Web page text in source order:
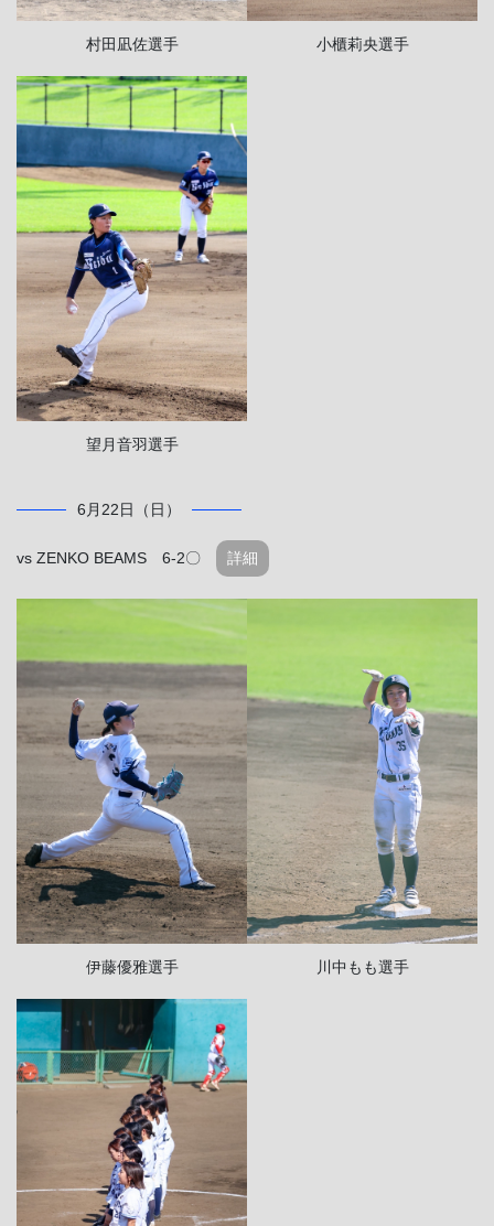
村田凪佐選手 小櫃莉央選手
望月音羽選手
6月22日（日）
vs ZENKO BEAMS 6-2〇 詳細
伊藤優雅選手 川中もも選手